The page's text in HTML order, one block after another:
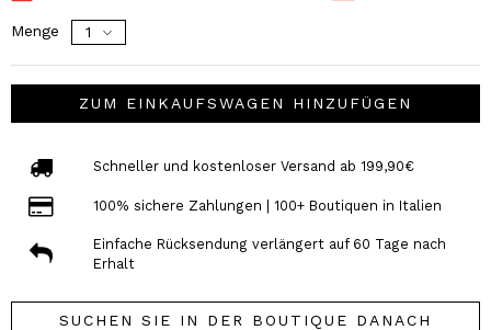
Menge
ZUM EINKAUFSWAGEN HINZUFÜGEN
Schneller und kostenloser Versand ab 199,90€
100% sichere Zahlungen | 100+ Boutiquen in Italien
Einfache Rücksendung verlängert auf 60 Tage nach
Erhalt
SUCHEN SIE IN DER BOUTIQUE DANACH